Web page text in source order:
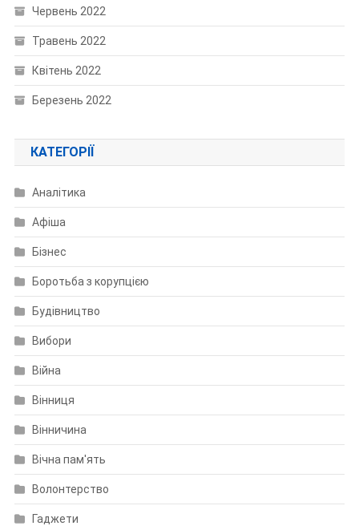
Червень 2022
Травень 2022
Квітень 2022
Березень 2022
КАТЕГОРІЇ
Аналітика
Афіша
Бізнес
Боротьба з корупцією
Будівництво
Вибори
Війна
Вінниця
Вінничина
Вічна пам'ять
Волонтерство
Гаджети